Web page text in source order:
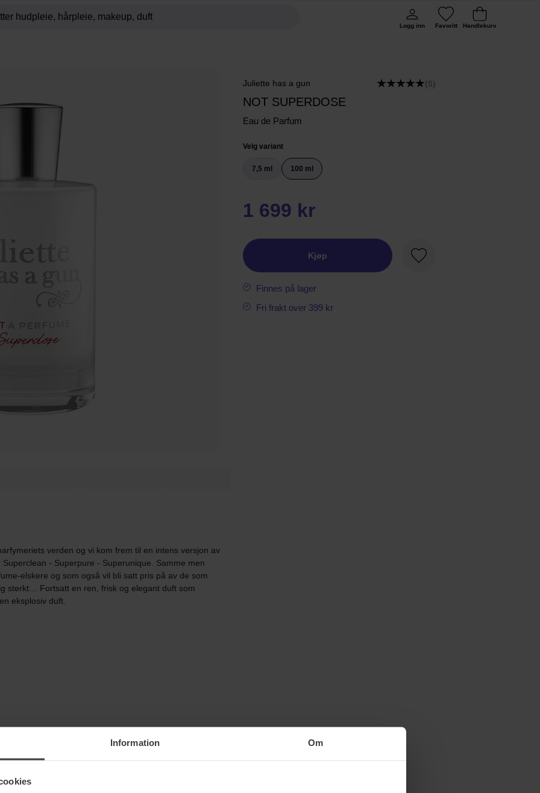
Information Om
Logg inn Favoritt Handlekurv
Juliette has a gun (5)
NOT SUPERDOSE
Eau de Parfum
Velg variant
7,5 ml 100 ml
1 699 kr
Kjøp
Favoritt
Finnes på lager
Fri frakt over 399 kr
verden og vi kom frem til en intens versjon av
- Superpure - Superunique. Samme men
elskere og som også vil bli satt pris på av de som
sterkt… Fortsatt en ren, frisk og elegant duft som
eksplosiv duft.